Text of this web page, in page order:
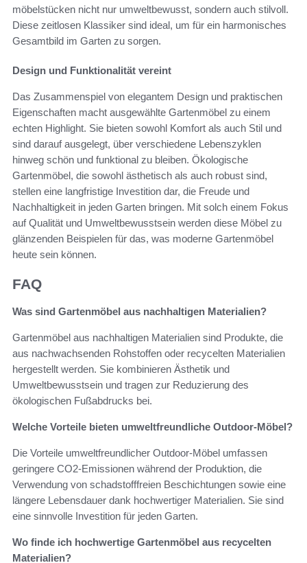
möbelstücken nicht nur umweltbewusst, sondern auch stilvoll.
Diese zeitlosen Klassiker sind ideal, um für ein harmonisches
Gesamtbild im Garten zu sorgen.
Design und Funktionalität vereint
Das Zusammenspiel von elegantem Design und praktischen
Eigenschaften macht ausgewählte Gartenmöbel zu einem
echten Highlight. Sie bieten sowohl Komfort als auch Stil und
sind darauf ausgelegt, über verschiedene Lebenszyklen
hinweg schön und funktional zu bleiben. Ökologische
Gartenmöbel, die sowohl ästhetisch als auch robust sind,
stellen eine langfristige Investition dar, die Freude und
Nachhaltigkeit in jeden Garten bringen. Mit solch einem Fokus
auf Qualität und Umweltbewusstsein werden diese Möbel zu
glänzenden Beispielen für das, was moderne Gartenmöbel
heute sein können.
FAQ
Was sind Gartenmöbel aus nachhaltigen Materialien?
Gartenmöbel aus nachhaltigen Materialien sind Produkte, die
aus nachwachsenden Rohstoffen oder recycelten Materialien
hergestellt werden. Sie kombinieren Ästhetik und
Umweltbewusstsein und tragen zur Reduzierung des
ökologischen Fußabdrucks bei.
Welche Vorteile bieten umweltfreundliche Outdoor-Möbel?
Die Vorteile umweltfreundlicher Outdoor-Möbel umfassen
geringere CO2-Emissionen während der Produktion, die
Verwendung von schadstofffreien Beschichtungen sowie eine
längere Lebensdauer dank hochwertiger Materialien. Sie sind
eine sinnvolle Investition für jeden Garten.
Wo finde ich hochwertige Gartenmöbel aus recycelten
Materialien?